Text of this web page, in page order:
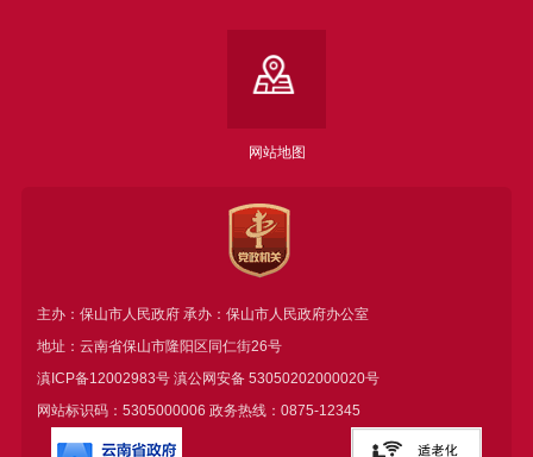
网站地图
主办：保山市人民政府 承办：保山市人民政府办公室
地址：云南省保山市隆阳区同仁街26号
滇ICP备12002983号滇公网安备 53050202000020号
网站标识码：5305000006 政务热线：0875-12345